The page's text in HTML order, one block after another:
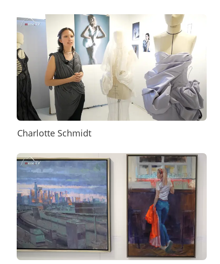
Charlotte Schmidt